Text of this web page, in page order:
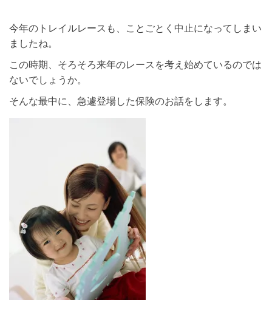
今年のトレイルレースも、ことごとく中止になってしまい
ましたね。
この時期、そろそろ来年のレースを考え始めているのでは
ないでしょうか。
そんな最中に、急遽登場した保険のお話をします。